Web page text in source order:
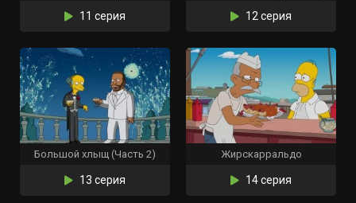
11 серия 12 серия
Большой хлыщ (Часть 2)
13 серия
Жирскарральдо
14 серия